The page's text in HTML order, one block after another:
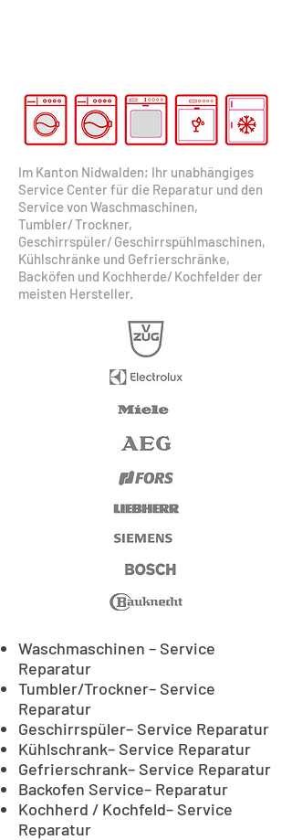
Im Kanton Nidwalden; Ihr unabhängiges
Service Center für die Reparatur und den
Service von Waschmaschinen,
Tumbler/Trockner,
Geschirrspüler/Geschirrspühlmaschinen,
Kühlschränke und Gefrierschränke,
Backöfen und Kochherde/Kochfelder der
meisten Hersteller.
Waschmaschinen – Service
Reparatur
Tumbler/Trockner– Service
Reparatur
Geschirrspüler– Service Reparatur
Kühlschrank– Service Reparatur
Gefrierschrank– Service Reparatur
Backofen Service– Reparatur
Kochherd / Kochfeld– Service
Reparatur